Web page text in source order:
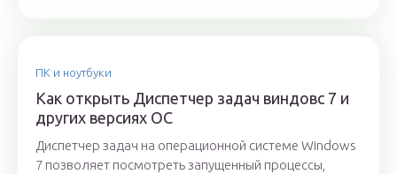
ПК и ноутбуки
Как открыть Диспетчер задач виндовс 7 и
других версиях ОС
Диспетчер задач на операционной системе Windows
7 позволяет посмотреть запущенный процессы,